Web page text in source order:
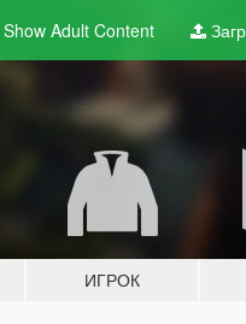
Show Adult Content
ИГРОК